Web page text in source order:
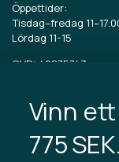
Öppettider:
Tisdag–fredag
Lördag 11-15
CVR: 40875743
TIBLADIN
Om Tibladin
Blogg
Vinn
775 SEK.